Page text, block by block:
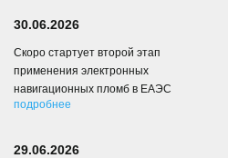
30.06.2026
Скоро стартует второй этап
применения электронных
навигационных пломб в ЕАЭС
подробнее
29.06.2026